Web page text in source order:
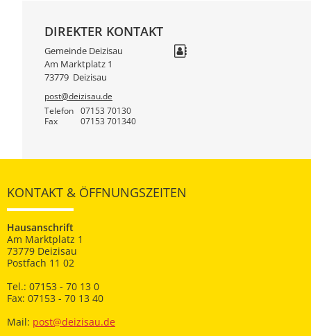
DIREKTER KONTAKT
Gemeinde Deizisau
Am Marktplatz 1
73779 Deizisau
post@deizisau.de
Telefon
07153 70130
Fax 07153 701340
KONTAKT & ÖFFNUNGSZEITEN
Hausanschrift
Am Marktplatz 1
73779 Deizisau
Postfach 11 02
Tel.: 07153 - 70 13 0
Fax: 07153 - 70 13 40
Mail: post@deizisau.de